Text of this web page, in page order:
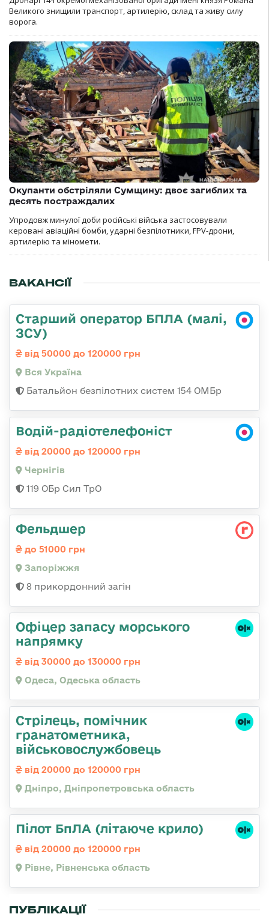
Великого знищили транспорт, артилерію, склад та живу силу
ворога.
Окупанти обстріляли Сумщину: двоє загиблих та
десять постраждалих
Упродовж минулої доби російські війська застосовували
керовані авіаційні бомби, ударні безпілотники, FPV-дрони,
артилерію та міномети.
ВАКАНСІЇ
Старший оператор БПЛА (малі,
ЗСУ)
від 50000 до 120000 грн
Вся Україна
Батальйон безпілотних систем 154 ОМБр
Водій-радіотелефоніст
від 20000 до 120000 грн
Чернігів
119 ОБр Сил ТрО
Фельдшер
до 51000 грн
Запоріжжя
8 прикордонний загін
Офіцер запасу морського
напрямку
від 30000 до 130000 грн
Одеса, Одеська область
Стрілець, помічник
гранатометника,
військовослужбовець
від 20000 до 120000 грн
Дніпро, Дніпропетровська область
Пілот БпЛА (літаюче крило)
від 20000 до 120000 грн
Рівне, Рівненська область
ПУБЛІКАЦІЇ